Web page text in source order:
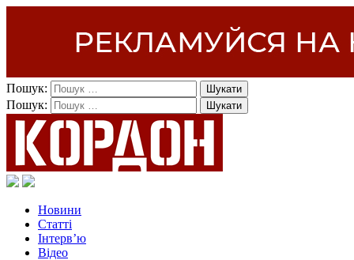
Пошук:
Пошук:
Новини
Статті
Інтерв’ю
Відео